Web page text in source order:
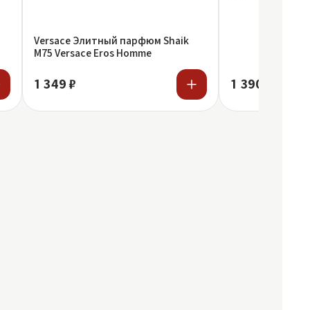
Versace Элитный парфюм Shaik
M75 Versace Eros Homme
1 349 ₽ 1 390 ₽